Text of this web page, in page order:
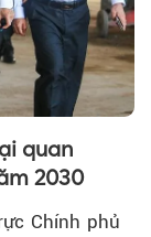
quan
2030
Chính phủ